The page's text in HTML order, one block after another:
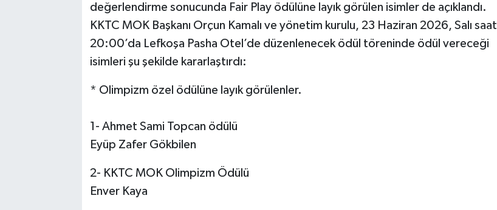
değerlendirme sonucunda Fair Play ödülüne layık görülen isimler de açıklandı.
KKTC MOK Başkanı Orçun Kamalı ve yönetim kurulu, 23 Haziran 2026, Salı saat
20:00’da Lefkoşa Pasha Otel’de düzenlenecek ödül töreninde ödül vereceği
isimleri şu şekilde kararlaştırdı:
* Olimpizm özel ödülüne layık görülenler.
1- Ahmet Sami Topcan ödülü
Eyüp Zafer Gökbilen
2- KKTC MOK Olimpizm Ödülü
Enver Kaya